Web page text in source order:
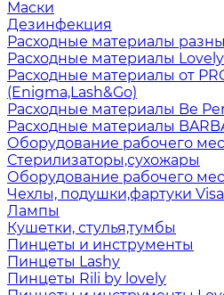
Маски
Дезинфекция
Расходные материалы
Расходные материалы Lovely
Расходные материалы от
(Enigma,Lash&Go)
Расходные материалы Be
Расходные материалы
Оборудование рабочего
Стерилизаторы,сухожары
Оборудование рабочего
Чехлы, подушки,фартуки
Лампы
Кушетки, стулья,тумбы
Пинцеты и инструменты
Пинцеты Lashy
Пинцеты Rili by lovely